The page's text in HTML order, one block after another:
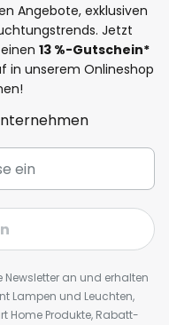
Angebote, exklusiven
Jetzt
13 %-Gutschein*
in unserem Onlineshop
Newsletter an und erhalten
Lampen und Leuchten,
Home Produkte, Rabatt-